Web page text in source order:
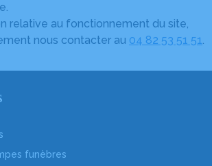
relative au fonctionnement du site,
nous contacter au 04 82 53 51 51.
funèbres